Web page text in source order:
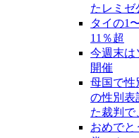
たレミゼ
タイの1
11％超
今週末は
開催
母国で性
の性別表
た裁判で
おめでと